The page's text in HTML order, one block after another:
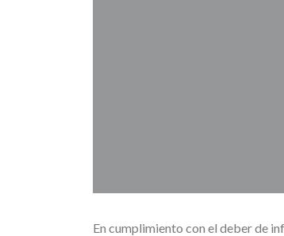
En cumplimiento con el deber de